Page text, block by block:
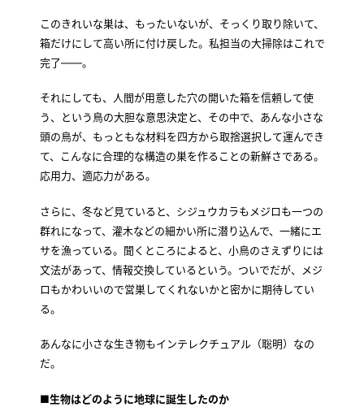
このきれいな巣は、もったいないが、そっくり取り除いて、
箱だけにして高い所に付け戻した。私担当の大掃除はこれで
完了――。
それにしても、人間が用意した穴の開いた箱を信頼して使
う、という鳥の大胆な意思決定と、その中で、あんな小さな
頭の鳥が、もっともな材料を四方から取捨選択して運んでき
て、こんなに合理的な構造の巣を作ることの新鮮さである。
応用力、適応力がある。
さらに、冬など見ていると、シジュウカラもメジロも一つの
群れになって、灌木などの細かい所に潜り込んで、一緒にエ
サを漁っている。聞くところによると、小鳥のさえずりには
文法があって、情報交換しているという。ついでだが、メジ
ロもかわいいので営巣してくれないかと密かに期待してい
る。
あんなに小さな生き物もインテレクチュアル（聡明）なの
だ。
■生物はどのように地球に誕生したのか